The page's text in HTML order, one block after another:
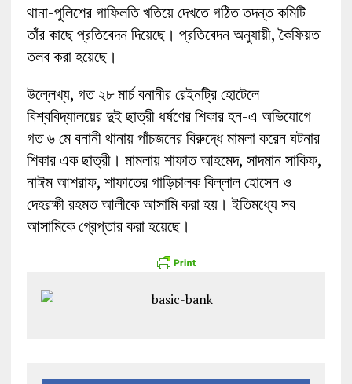
থানা-পুলিশের গাফিলতি খতিয়ে দেখতে গঠিত তদন্ত কমিটি
তাঁর কাছে প্রতিবেদন দিয়েছে। প্রতিবেদন অনুযায়ী, কৈফিয়ত
তলব করা হয়েছে।
উল্লেখ্য, গত ২৮ মার্চ বনানীর রেইনট্রি হোটেলে
বিশ্ববিদ্যালয়ের দুই ছাত্রী ধর্ষণের শিকার হন-এ অভিযোগে
গত ৬ মে বনানী থানায় পাঁচজনের বিরুদ্ধে মামলা করেন ঘটনার
শিকার এক ছাত্রী। মামলায় শাফাত আহমেদ, সাদমান সাকিফ,
নাঈম আশরাফ, শাফাতের গাড়িচালক বিল্লাল হোসেন ও
দেহরক্ষী রহমত আলীকে আসামি করা হয়। ইতিমধ্যে সব
আসামিকে গ্রেপ্তার করা হয়েছে।